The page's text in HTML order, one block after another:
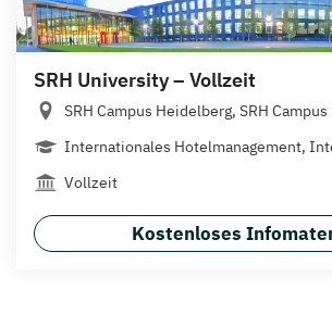
SRH University – Vollzeit
SRH Campus Heidelberg, SRH
Internationales Hotelmanagement,
Vollzeit
Kostenloses